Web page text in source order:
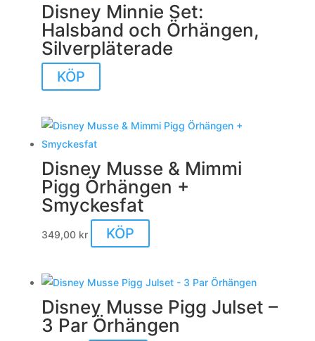
Disney Minnie Set:
Halsband och Örhängen,
Silverpläterade
KÖP
Disney Musse & Mimmi
Pigg Örhängen +
Smyckesfat
349,00 kr KÖP
Disney Musse Pigg Julset –
3 Par Örhängen